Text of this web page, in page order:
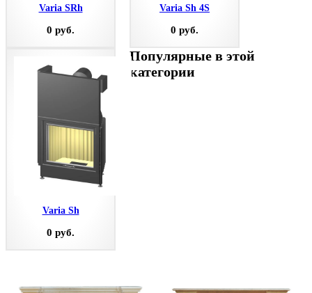
Varia SRh
0 руб.
Varia Sh 4S
0 руб.
Varia Sh
0 руб.
Популярные в этой
категории